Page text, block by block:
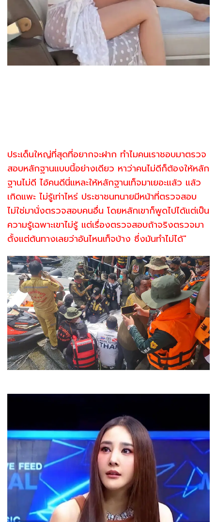
ประเด็นใหญ่ที่สุดที่อยากจะฝาก ทำไมคนเราชอบมาตรวจ
สอบหลักฐานแบบนี้อย่างเดียว หาว่าคนไม่ดีก็ต้องให้หลัก
ฐานไม่ดี ไอ้คนดีนี่แหละให้หลักฐานเท็จมาเยอะแล้ว แล้ว
เกิดแพะ ไม่รู้เท่าไหร่ ประชาชนทนายมีหน้าที่ตรวจสอบ
ไม่ใช่มานั่งตรวจสอบคนอื่น โดยหลักเขาก็พูดไปได้แต่เป็น
ความรู้เฉพาะเขาไม่รู้ แต่เรื่องตรวจสอบถ้าจริงตรวจมา
ตั้งแต่ต้นทางเลยว่าอันไหนเท็จบ้าง ซึ่งมันทำไม่ได้"